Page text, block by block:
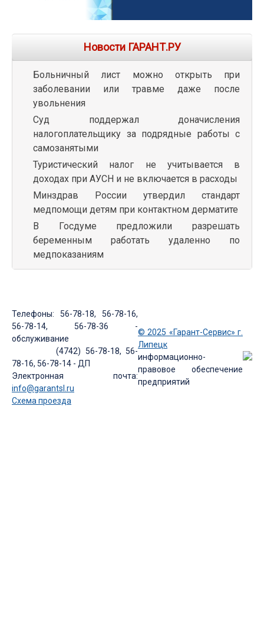
Новости ГАРАНТ.РУ
Больничный лист можно открыть при
заболевании или травме даже после
увольнения
Суд поддержал доначисления
налогоплательщику за подрядные работы с
самозанятыми
Туристический налог не учитывается в
доходах при АУСН и не включается в расходы
Минздрав России утвердил стандарт
медпомощи детям при контактном дерматите
В Госдуме предложили разрешать
беременным работать удаленно по
медпоказаниям
Телефоны: 56-78-18, 56-78-16,
56-78-14, 56-78-36 -
обслуживание
(4742) 56-78-18, 56-
78-16, 56-78-14 - ДП
Электронная почта:
info@garantsl.ru
Схема проезда
© 2025 «Гарант-Сервис» г.
Липецк
информационно-
правовое обеспечение
предприятий